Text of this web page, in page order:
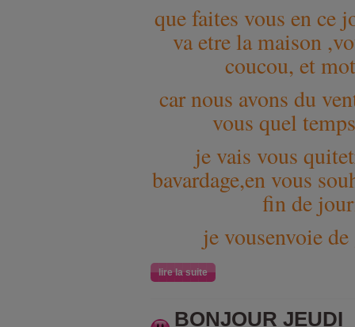
que faites vous en ce
va etre la maison
coucou, et
car nous avons du
vous quel
je vais vous
bavardage,en vous
fin de
je vousenvoie
lire la suite
BONJOUR JEUDI